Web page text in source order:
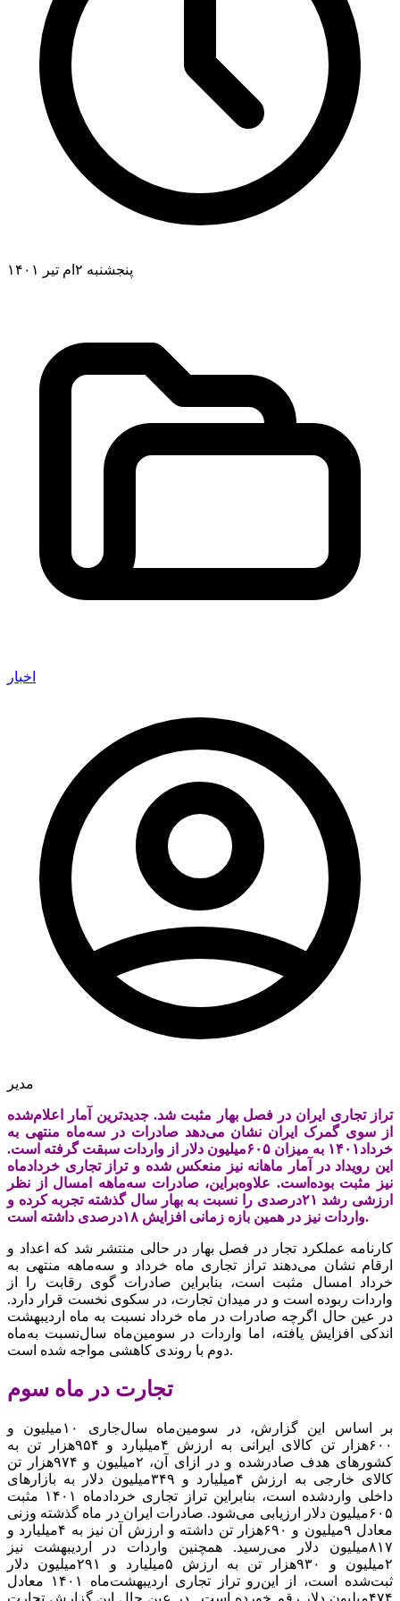
پنجشنبه ۲ام تیر ۱۴۰۱
اخبار
مدیر
تراز تجاری ایران در فصل بهار مثبت شد. جدیدترین آمار اعلام‌شده
از سوی گمرک ایران نشان می‌دهد صادرات در سه‌ماه منتهی به
خرداد۱۴۰۱ به میزان ۶۰۵میلیون دلار از واردات سبقت گرفته است.
این رویداد در آمار ماهانه نیز منعکس شده و تراز تجاری خردادماه
نیز مثبت بوده‌است. علاوه‌براین، صادرات سه‌ماهه امسال از نظر
ارزشی رشد ۲۱درصدی را نسبت به بهار سال گذشته تجربه کرده و
واردات نیز در همین بازه زمانی افزایش ۱۸درصدی داشته است.
کارنامه عملکرد تجار در فصل بهار در حالی منتشر شد که اعداد و
ارقام نشان می‌دهند تراز تجاری‌ ماه خرداد و سه‌ماهه منتهی به
خرداد امسال مثبت است، بنابراین صادرات گوی رقابت را از
واردات ربوده است و در میدان تجارت، در سکوی نخست قرار دارد.
در عین حال اگرچه صادرات در‌ ماه خرداد نسبت به‌ ماه اردیبهشت
اندکی افزایش یافته، اما واردات در سومین‌ماه سال‌نسبت به‌ماه
دوم با روندی کاهشی مواجه شده است.
تجارت در ‌ماه سوم
بر اساس این گزارش، در سومین‌ماه سال‌جاری ۱۰میلیون و
۶۰۰‌هزار تن کالای ایرانی به ارزش ۴‌میلیارد و ۹۵۴‌هزار تن به
کشورهای هدف صادرشده و در ازای آن، ۲‌میلیون و ۹۷۴‌هزار تن
کالای خارجی به ارزش ۴‌میلیارد و ۳۴۹‌میلیون دلار به بازارهای
داخلی واردشده است، بنابراین تراز تجاری خردادماه ۱۴۰۱ مثبت
۶۰۵‌میلیون دلار ارزیابی می‌شود. صادرات ایران در‌ ماه گذشته وزنی
معادل ۹‌‌‌‌‌‌‌‌‌میلیون و ۶۹۰‌‌‌‌‌‌‌‌‌هزار تن داشته و ارزش آن نیز به ۴‌‌‌‌‌‌‌‌‌میلیارد و
۸۱۷‌‌‌‌‌‌‌‌‌میلیون دلار می‌رسید. همچنین واردات در اردیبهشت نیز
۲‌‌‌‌‌‌‌‌‌میلیون و ۹۳۰‌‌‌‌‌‌‌‌‌هزار تن به ارزش ۵‌‌‌‌‌‌‌‌‌میلیارد و ۲۹۱‌‌‌‌‌‌‌‌‌میلیون دلار
ثبت‌شده است، از این‌رو تراز تجاری اردیبهشت‌ماه ۱۴۰۱ معادل
۴۷۴‌‌‌‌‌‌‌‌‌میلیون دلار رقم خورده است. در عین حال این گزارش تجارت